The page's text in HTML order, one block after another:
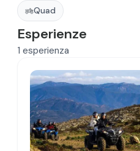
Quad
Esperienze
1 esperienza